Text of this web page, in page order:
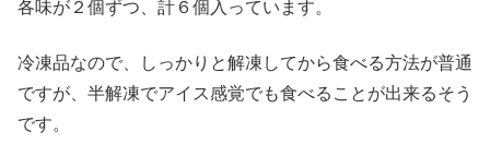
各味が２個ずつ、計６個入っています。
冷凍品なので、しっかりと解凍してから食べる方法が普通
ですが、半解凍でアイス感覚でも食べることが出来るそう
です。